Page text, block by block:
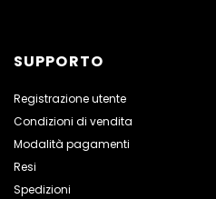
SUPPORTO
Registrazione utente
Condizioni di vendita
Modalità pagamenti
Resi
Spedizioni